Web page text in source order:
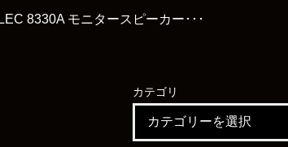
8330A モニタースピーカー･･･
カテゴリ